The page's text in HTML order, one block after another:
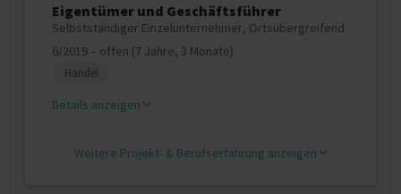
Eigentümer und Geschäftsführer
Selbstständiger Einzelunternehmer, Ortsübergreifend
6/2019 – offen (7 Jahre, 3 Monate)
Handel
Details anzeigen
Weitere Projekt‐ & Berufserfahrung anzeigen